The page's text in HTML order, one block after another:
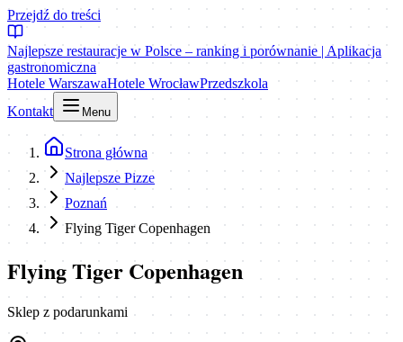
Przejdź do treści
Najlepsze restauracje w Polsce – ranking i porównanie | Aplikacja
gastronomiczna
Hotele WarszawaHotele WrocławPrzedszkola
Kontakt
Menu
Strona główna
Najlepsze Pizze
Poznań
Flying Tiger Copenhagen
Flying Tiger Copenhagen
Sklep z podarunkami